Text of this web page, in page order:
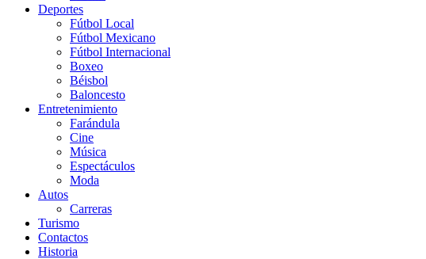
Deportes
Fútbol Local
Fútbol Mexicano
Fútbol Internacional
Boxeo
Béisbol
Baloncesto
Entretenimiento
Farándula
Cine
Música
Espectáculos
Moda
Autos
Carreras
Turismo
Contactos
Historia